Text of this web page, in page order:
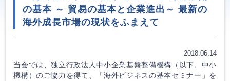
の基本 ～ 貿易の基本と企業進出～ 最新の
海外成長市場の現状をふまえて
2018.06.14
当会では、独立行政法人中小企業基盤整備機構（以下、中小
機構）のご協力を得て、「海外ビジネスの基本セミナー」を